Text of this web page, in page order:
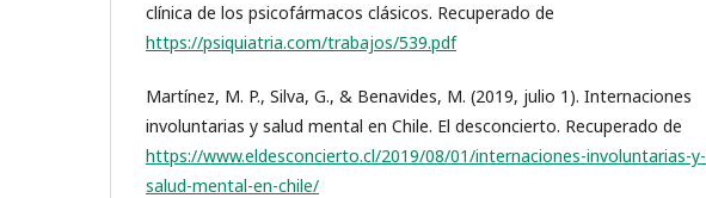
clínica de los psicofármacos clásicos. Recuperado de
https://psiquiatria.com/trabajos/539.pdf
Martínez, M. P., Silva, G., & Benavides, M. (2019, julio 1). Internaciones
involuntarias y salud mental en Chile. El desconcierto. Recuperado de
https://www.eldesconcierto.cl/2019/08/01/internaciones-involuntarias-y-
salud-mental-en-chile/